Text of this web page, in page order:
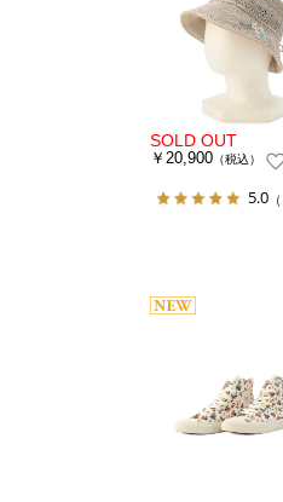
￥20,900 （税込）
5.0